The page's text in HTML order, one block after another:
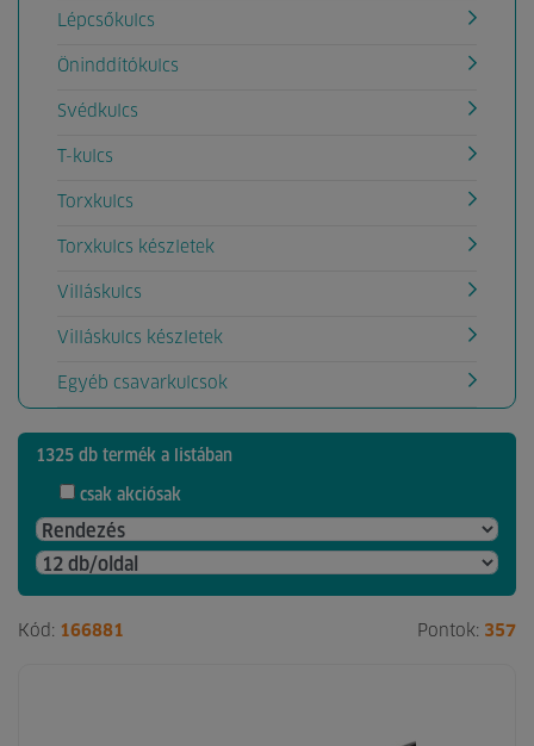
Lépcsőkulcs
Öninddítókulcs
Svédkulcs
T-kulcs
Torxkulcs
Torxkulcs készletek
Villáskulcs
Villáskulcs készletek
Egyéb csavarkulcsok
1325 db termék a listában
csak akciósak
Kód: 166881 Pontok: 357